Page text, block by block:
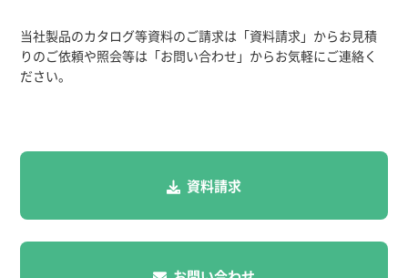
当社製品のカタログ等資料のご請求は「資料請求」からお見積
りのご依頼や照会等は「お問い合わせ」からお気軽にご連絡く
ださい。
資料請求